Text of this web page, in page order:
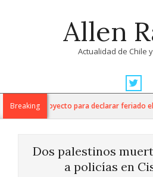
Allen
Actualidad de Chile
Navigation
MenuBreaking
ingresa proyecto para declarar feriado el
Dos palestinos
a policías en